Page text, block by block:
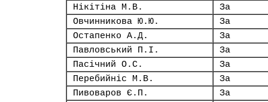
Нікітіна М.В.
За
Овчинникова Ю.Ю.
За
Остапенко А.Д.
За
Павловський П.І.
За
Пасічний О.С.
За
Перебийніс М.В.
За
Пивоваров Є.П.
За